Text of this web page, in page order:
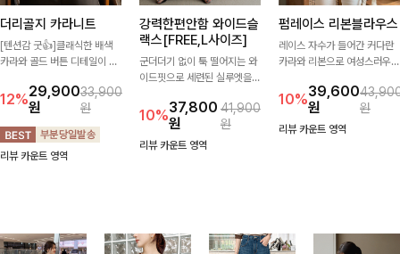
더리골지 카라니트
[텐션감 굿👍]클래식한 배색
카라와 골드 버튼 디테일이 세
입니다. 세로 골지 짜임이 슬림
한 실루엣을 연출해 단정하면
서도 여성스러운 무드를 완성
해드려요.
12%29,900
원
33,900
원
리뷰 카운트 영역
강력한편안함 와이드슬
랙스[FREE,L사이즈]
군더더기 없이 툭 떨어지는 와
이드핏으로 세련된 실루엣을
끔한 디자인과 롱한 기장감으
로 다리가 길어 보이고 뒷밴딩
으로 편안하기까지-
10%37,800
원
41,900
원
리뷰 카운트 영역
펌레이스 리본블라우스
레이스 자수가 들어간 커다란
카라와 리본으로 여성스러우면
껴지는 블라우스에요🤎
10%39,600
원
원
리뷰 카운트 영역